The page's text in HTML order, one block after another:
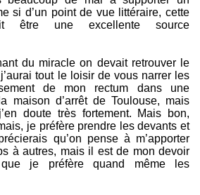
si d’un point de vue littéraire, cette
être une excellente source
du miracle on devait retrouver le
tout le loisir de vous narrer les
de mon rectum dans une
maison d’arrêt de Toulouse, mais
doute très fortement. Mais bon,
je préfère prendre les devants et
qu’on pense à m’apporter
à autres, mais il est de mon devoir
je préfère quand même les